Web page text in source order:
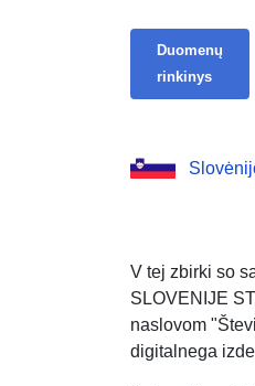
Duomenų
rinkinys
V tej zbirki so
SLOVENIJE
naslovom
digitalnega